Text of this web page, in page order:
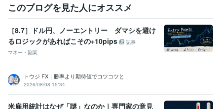
このブログを見た人にオススメ
［8.7］ドル円、ノーエントリー ダマシを避け
るロジックがあればこその+10pips
記事
マネー・副業
トウジ FX｜勝率より期待値でコツコツと
2026/08/08 15:34
米雇用統計はなぜ「謎」なのか｜専門家の意見